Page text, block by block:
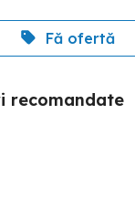
Fă ofertă
recomandate